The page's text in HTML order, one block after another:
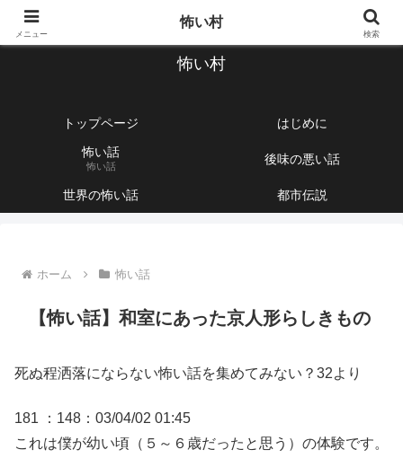
【1760話以上】怖い話と不思議な話を集めて紹介するサイト
怖い村
トップページ
はじめに
怖い話
怖い話 後味の悪い話
世界の怖い話 都市伝説
ホーム 怖い話
【怖い話】和室にあった京人形らしきもの
死ぬ程洒落にならない怖い話を集めてみない？32より
181 ：148：03/04/02 01:45
これは僕が幼い頃（５～６歳だったと思う）の体験です。
メニュー
怖い村
検索